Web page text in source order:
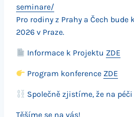
seminare/
Pro rodiny z Prahy a Čech bude
2026 v Praze.
Informace k Projektu ZDE
Program konference ZDE
Společně zjistíme, že na
Těšíme se na vás!